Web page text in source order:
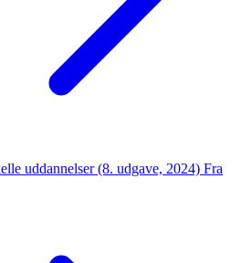
uddannelser (8. udgave, 2024) Fra